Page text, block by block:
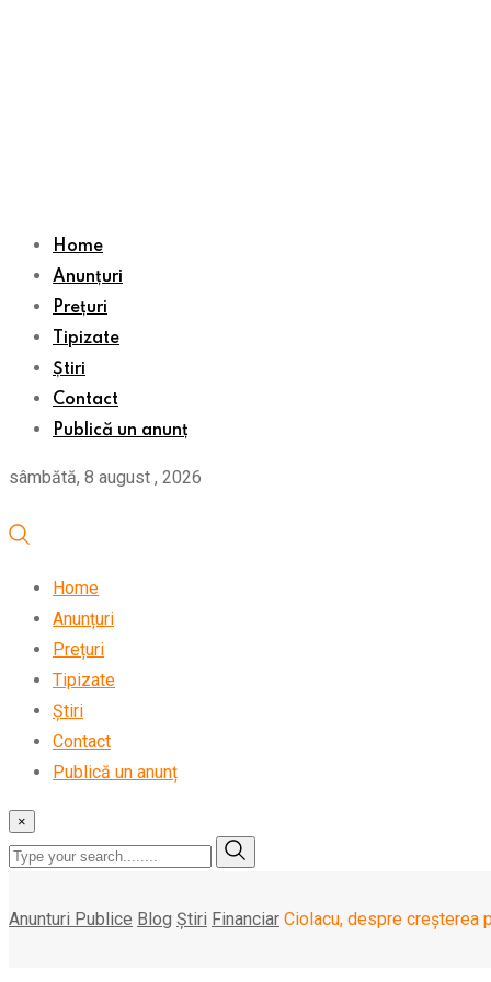
Home
Anunțuri
Prețuri
Tipizate
Știri
Contact
Publică un anunț
sâmbătă, 8 august , 2026
Home
Anunțuri
Prețuri
Tipizate
Știri
Contact
Publică un anunț
×
Anunturi Publice Blog Știri Financiar Ciolacu, despre creşterea